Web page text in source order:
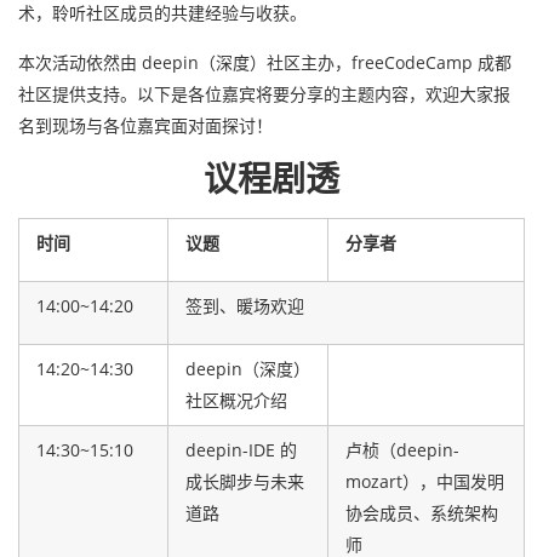
术，聆听社区成员的共建经验与收获。
本次活动依然由 deepin（深度）社区主办，freeCodeCamp 成都
社区提供支持。以下是各位嘉宾将要分享的主题内容，欢迎大家报
名到现场与各位嘉宾面对面探讨！
议程剧透
时间 议题 分享者
14:00~14:20 签到、暖场欢迎
14:20~14:30
deepin（深度）
社区概况介绍
14:30~15:10
deepin-IDE 的
成长脚步与未来
道路
卢桢（deepin-
mozart），中国发明
协会成员、系统架构
师